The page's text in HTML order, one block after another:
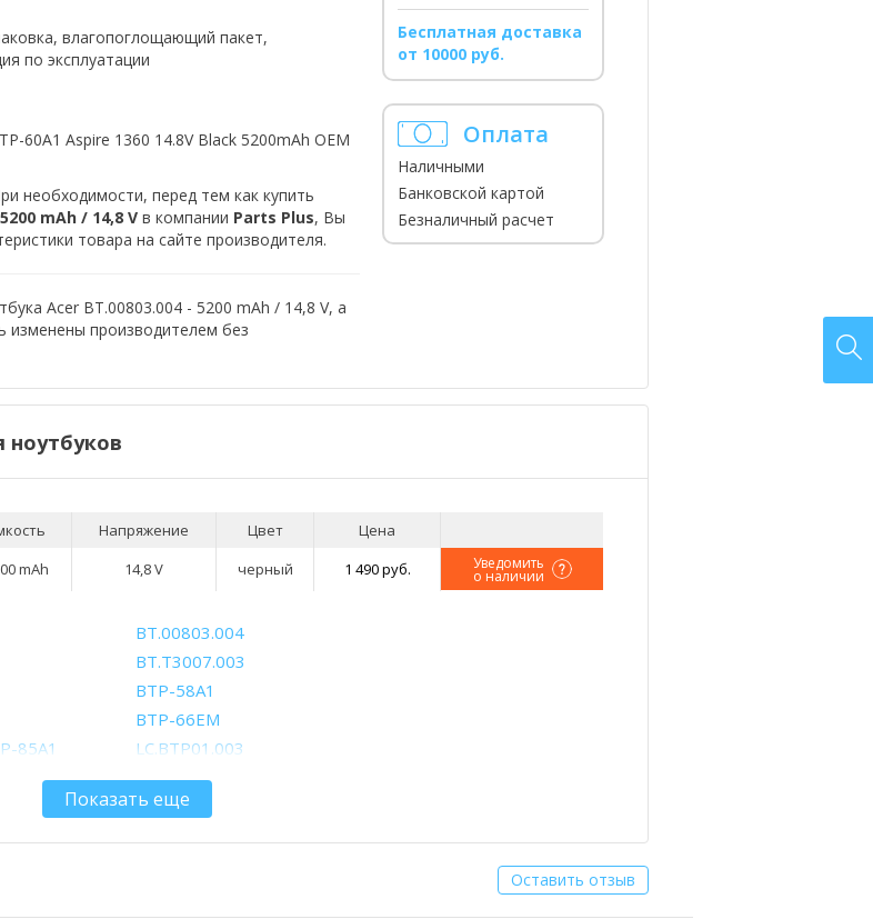
влагопоглощающий пакет,
по эксплуатации
60A1 Aspire 1360 14.8V Black 5200mAh OEM
необходимости, перед тем как купить
mAh / 14,8 V в компании Parts Plus, Вы
товара на сайте производителя.
Acer BT.00803.004 - 5200 mAh / 14,8 V, а
изменены производителем без
Бесплатная доставка
от 10000 руб.
Оплата
Наличными
Банковской картой
Безналичный расчет
Напряжение Цвет
Цена
mAh 14,8 V черный 1 490 руб. Уведомить
о наличии
BT.00803.004
BT.T3007.003
BTP-58A1
BTP-66EM
85A1
LC.BTP01.003
Показать еще
Оставить отзыв